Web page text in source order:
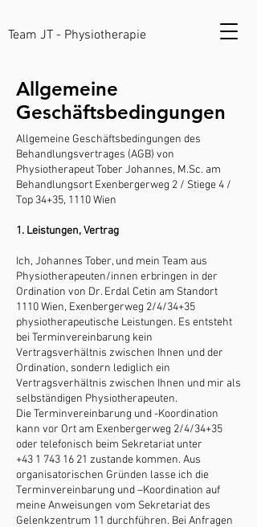
Team JT - Physiotherapie
Allgemeine
Geschäftsbedingungen
Allgemeine Geschäftsbedingungen des
Behandlungsvertrages (AGB) von
Physiotherapeut Tober Johannes, M.Sc. am
Behandlungsort Exenbergerweg 2 / Stiege 4 /
Top 34+35, 1110 Wien
1. Leistungen, Vertrag
Ich, Johannes Tober, und mein Team aus
Physiotherapeuten/innen erbringen in der
Ordination von Dr. Erdal Cetin am Standort
1110 Wien, Exenbergerweg 2/4/34+35
physiotherapeutische Leistungen. Es entsteht
bei Terminvereinbarung kein
Vertragsverhältnis zwischen Ihnen und der
Ordination, sondern lediglich ein
Vertragsverhältnis zwischen Ihnen und mir als
selbständigen Physiotherapeuten.
Die Terminvereinbarung und -Koordination
kann vor Ort am Exenbergerweg 2/4/34+35
oder telefonisch beim Sekretariat unter
+43 1 743 16 21 zustande kommen. Aus
organisatorischen Gründen lasse ich die
Terminvereinbarung und –Koordination auf
meine Anweisungen vom Sekretariat des
Gelenkzentrum 11 durchführen. Bei Anfragen